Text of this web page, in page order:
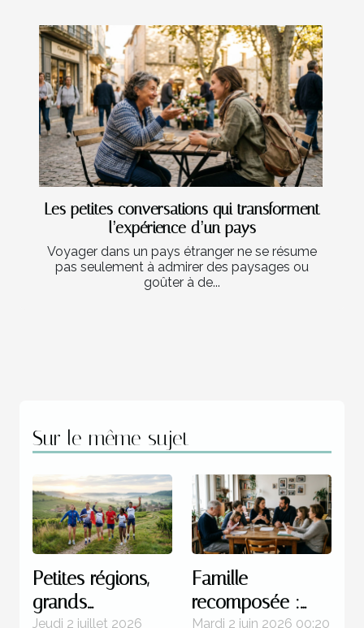
Les petites conversations qui transforment
l’expérience d’un pays
Voyager dans un pays étranger ne se résume
pas seulement à admirer des paysages ou
goûter à de...
Sur le même sujet
Petites régions,
grands
Jeudi 2 juillet 2026
Famille
recomposée :
Mardi 2 juin 2026 00:20